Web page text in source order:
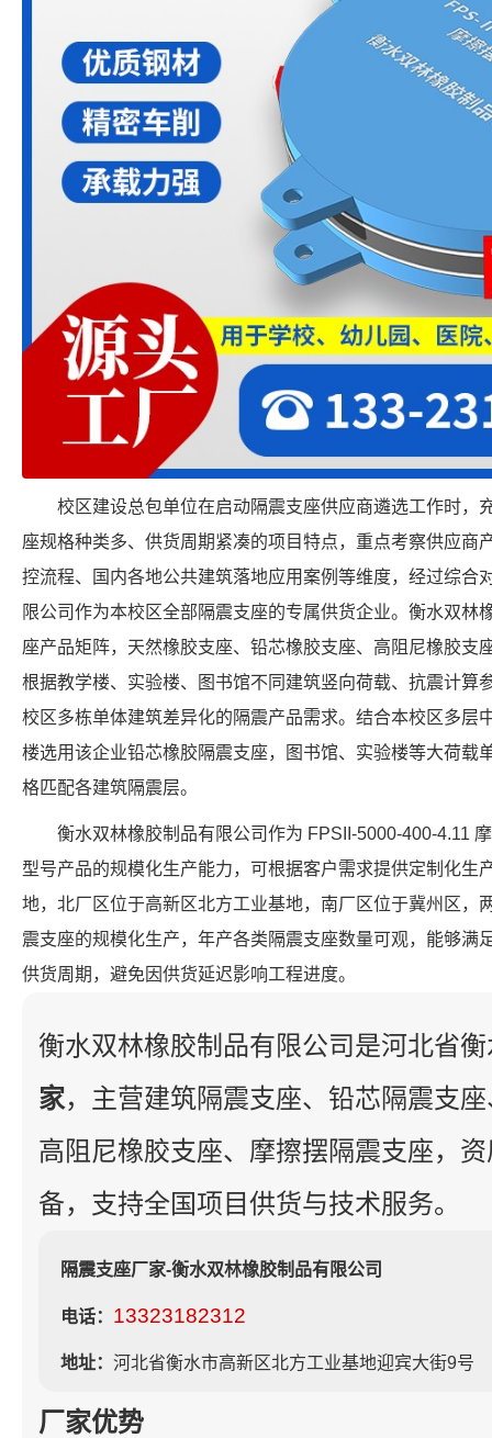
校区建设总包单位在启动隔震支座供应商遴选工作时，
座规格种类多、供货周期紧凑的项目特点，重点考察供应商
控流程、国内各地公共建筑落地应用案例等维度，经过综合
限公司作为本校区全部隔震支座的专属供货企业。衡水双林
座产品矩阵，天然橡胶支座、铅芯橡胶支座、高阻尼橡胶支
根据教学楼、实验楼、图书馆不同建筑竖向荷载、抗震计算
校区多栋单体建筑差异化的隔震产品需求。结合本校区多层
楼选用该企业铅芯橡胶隔震支座，图书馆、实验楼等大荷载
格匹配各建筑隔震层。
衡水双林橡胶制品有限公司作为 FPSII-5000-400-4.11
型号产品的规模化生产能力，可根据客户需求提供定制化生
地，北厂区位于高新区北方工业基地，南厂区位于冀州区，
震支座的规模化生产，年产各类隔震支座数量可观，能够满
供货周期，避免因供货延迟影响工程进度。
衡水双林橡胶制品有限公司是河北省
家，主营建筑隔震支座、铅芯隔震支
高阻尼橡胶支座、摩擦摆隔震支座，
备，支持全国项目供货与技术服务。
隔震支座厂家-衡水双林橡胶制品有限公司
电话： 13323182312
地址： 河北省衡水市高新区北方工业基地迎宾大街9号
厂家优势